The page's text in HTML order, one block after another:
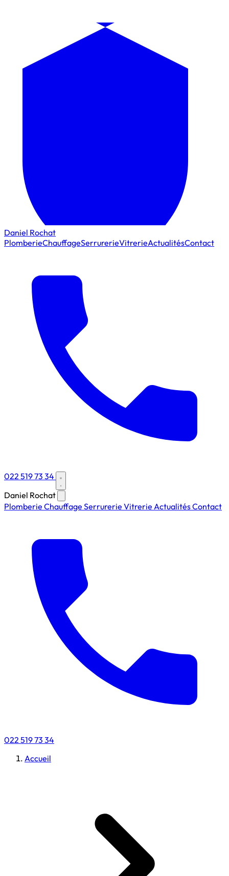
Daniel Rochat
PlomberieChauffageSerrurerieVitrerieActualitésContact
022 519 73 34
Daniel Rochat
Plomberie Chauffage Serrurerie Vitrerie ActualitésContact
022 519 73 34
Accueil